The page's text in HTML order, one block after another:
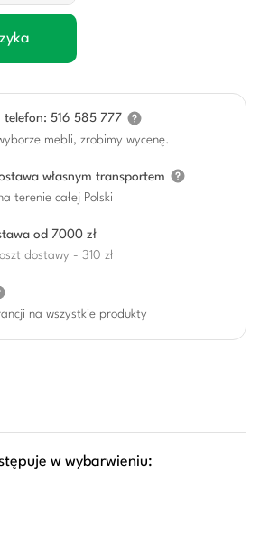
telefon: 516 585 777
mebli, zrobimy wycenę.
własnym transportem
terenie całej Polski
od 7000 zł
dostawy - 310 zł
na wszystkie produkty
w wybarwieniu: